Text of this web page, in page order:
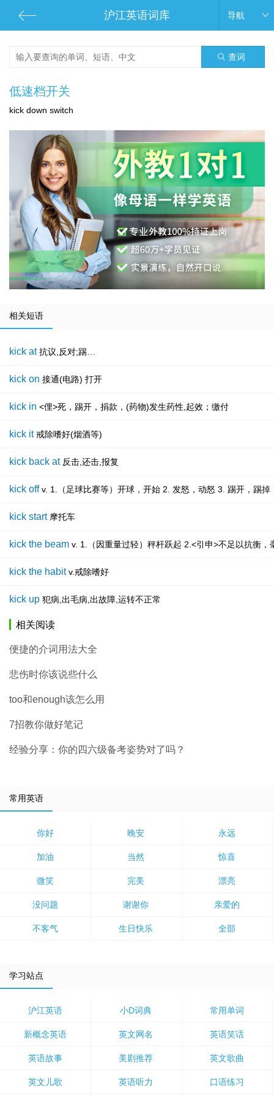
沪江英语词库 导航
查词
低速档开关
kick down switch
相关短语
kick at 抗议,反对;踢…
kick on 接通(电路) 打开
kick in <俚>死，踢开，捐款，(药物)发生药性,起效；缴付
kick it 戒除嗜好(烟酒等)
kick back at 反击,还击,报复
kick off v. 1.（足球比赛等）开球，开始 2. 发怒，动怒 3. 踢开，踢掉
kick start 摩托车
kick the beam v. 1.（因重量过轻）秤杆跃起 2.<引申>不足以抗衡
kick the habit v.戒除嗜好
kick up 犯病,出毛病,出故障,运转不正常
相关阅读
便捷的介词用法大全
悲伤时你该说些什么
too和enough该怎么用
7招教你做好笔记
经验分享：你的四六级备考姿势对了吗？
常用英语
你好 晚安 永远
加油 当然 惊喜
微笑 完美 漂亮
没问题 谢谢你 亲爱的
不客气 生日快乐 全部
学习站点
沪江英语 小D词典 常用单词
新概念英语 英文网名 英语笑话
英语故事 美剧推荐 英文歌曲
英文儿歌 英语听力 口语练习